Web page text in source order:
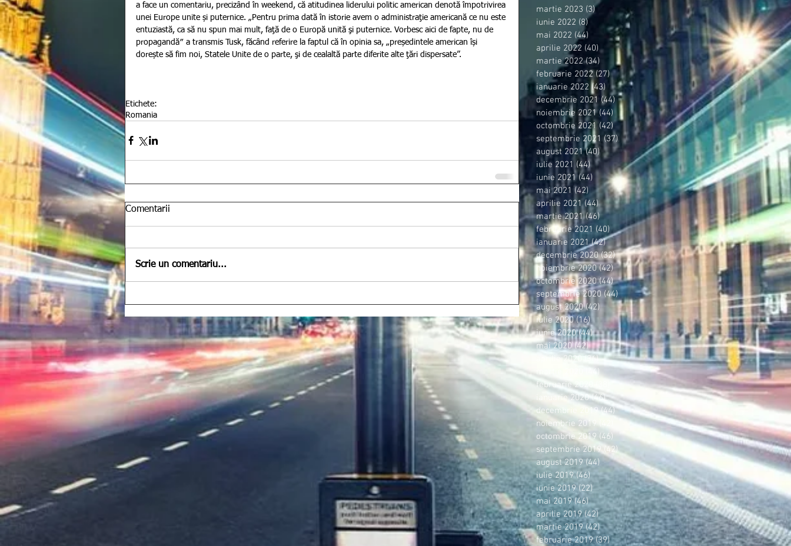
a face un comentariu, precizând în weekend, că atitudinea liderului politic american denotă împotrivirea
unei Europe unite și puternice. „Pentru prima dată în istorie avem o administraţie americană ce nu este
entuziastă, ca să nu spun mai mult, faţă de o Europă unită şi puternice. Vorbesc aici de fapte, nu de
propagandă″ a transmis Tusk, făcând referire la faptul că în opinia sa, „președintele american își
dorește să fim noi, Statele Unite de o parte, şi de cealaltă parte diferite alte ţări dispersate”.
Etichete:
Romania
Comentarii
Scrie un comentariu...
martie 2023 (3)3 postări
iunie 2022 (8)8 postări
mai 2022 (44) 44 postări
aprilie 2022 (40)40 postări
martie 2022 (34) 34 postări
februarie 2022 (27)27 postări
ianuarie 2022 (43) 43 postări
decembrie 2021 (44)44 postări
noiembrie 2021 (44) 44 postări
octombrie 2021 (42)42 postări
septembrie 2021 (37)37 postări
august 2021 (40)40 postări
iulie 2021 (44)44 postări
iunie 2021 (44) 44 postări
mai 2021 (42) 42 postări
aprilie 2021 (44)44 postări
martie 2021 (46)46 postări
februarie 2021 (40)40 postări
ianuarie 2021 (42)42 postări
decembrie 2020 (32)32 postări
noiembrie 2020 (42) 42 postări
octombrie 2020 (44)44 postări
septembrie 2020 (44)44 postări
august 2020 (42)42 postări
iulie 2020 (16)16 postări
iunie 2020 (44)44 postări
mai 2020 (42)42 postări
aprilie 2020 (36)36 postări
martie 2020
(44) 44 postări
februarie 2020
38 postări
ianuarie 2020 (46)46 postări
decembrie 2019 (44)44 postări
noiembrie 2019
42 postări
octombrie 2019 (46) 46 postări
septembrie 2019 (42)42 postări
august 2019 (44) 44 postări
iulie 2019 (46) 46 postări
iunie 2019 (22) 22 postări
mai 2019 (46)46 postări
aprilie 2019 (42)42 postări
martie 2019 (42)42 postări
februarie 2019 (39)39 postări